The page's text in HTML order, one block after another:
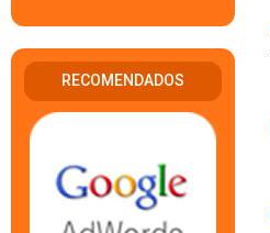
RECOMENDADOS